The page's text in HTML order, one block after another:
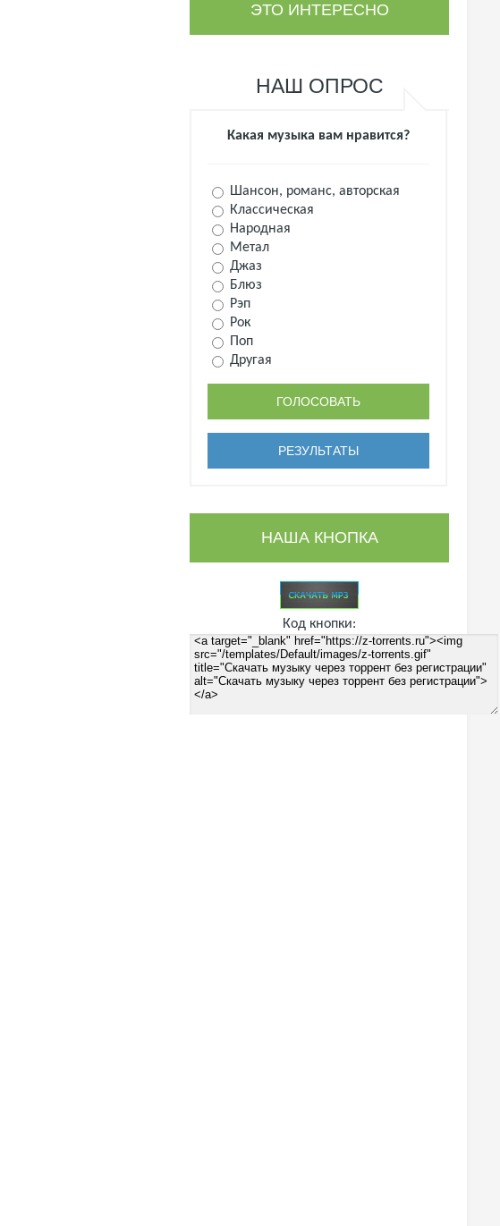
ЭТО ИНТЕРЕСНО
НАШ ОПРОС
Какая музыка вам нравится?
Шансон, романс, авторская
Классическая
Народная
Метал
Джаз
Блюз
Рэп
Рок
Поп
Другая
НАША КНОПКА
Код кнопки: